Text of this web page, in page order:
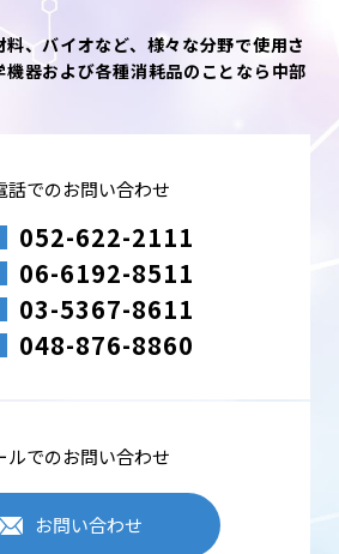
、バイオなど、様々な分野で使用さ
器および各種消耗品のことなら中部
話でのお問い合わせ
052-622-2111
06-6192-8511
03-5367-8611
048-876-8860
ルでのお問い合わせ
お問い合わせ